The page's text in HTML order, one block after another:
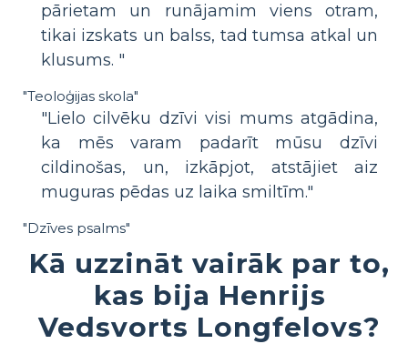
pārietam un runājamim viens otram,
tikai izskats un balss, tad tumsa atkal un
klusums. "
"Teoloģijas skola"
"Lielo cilvēku dzīvi visi mums atgādina,
ka mēs varam padarīt mūsu dzīvi
cildinošas, un, izkāpjot, atstājiet aiz
muguras pēdas uz laika smiltīm."
"Dzīves psalms"
Kā uzzināt vairāk par to,
kas bija Henrijs
Vedsvorts Longfelovs?